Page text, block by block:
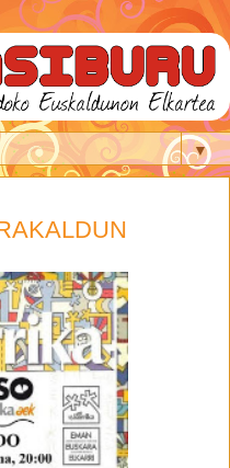
▼